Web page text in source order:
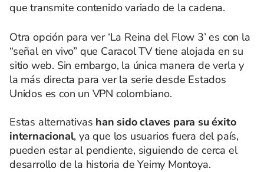
que transmite contenido variado de la cadena.
Otra opción para ver ‘La Reina del Flow 3’ es con la
“señal en vivo” que Caracol TV tiene alojada en su
sitio web. Sin embargo, la única manera de verla y
la más directa para ver la serie desde Estados
Unidos es con un VPN colombiano.
Estas alternativas han sido claves para su éxito
internacional, ya que los usuarios fuera del país,
pueden estar al pendiente, siguiendo de cerca el
desarrollo de la historia de Yeimy Montoya.